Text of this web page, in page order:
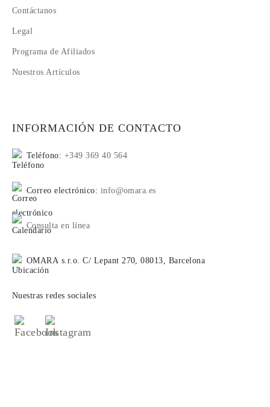
Contáctanos
Legal
Programa de Afiliados
Nuestros Artículos
INFORMACIÓN DE CONTACTO
Teléfono: +349 369 40 564
Correo electrónico: info@omara.es
Consulta en línea
OMARA s.r.o. C/ Lepant 270, 08013, Barcelona
Nuestras redes sociales